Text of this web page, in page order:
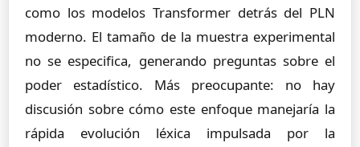
como los modelos Transformer detrás del PLN
moderno. El tamaño de la muestra experimental
no se especifica, generando preguntas sobre el
poder estadístico. Más preocupante: no hay
discusión sobre cómo este enfoque manejaría la
rápida evolución léxica impulsada por la